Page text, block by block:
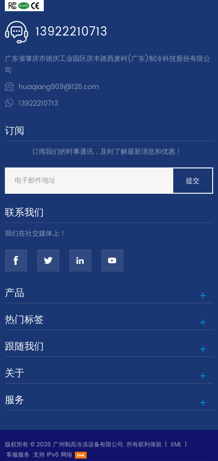
13922210713
广东省肇庆市德庆工业园区庆丰路西麦柯(广东)制冷科技股份有限公
司
huaqiang909@126.com
13922210713
订阅
订阅我们的时事通讯，及时了解最新消息和优惠！
联系我们
我们在社交媒体上！
产品
热门标签
跟随我们
关于
服务
版权所有 © 2026 广州制高冷冻设备有限公司. 所有权利保留. | XML |
客服服务 支持 IPv6 网络